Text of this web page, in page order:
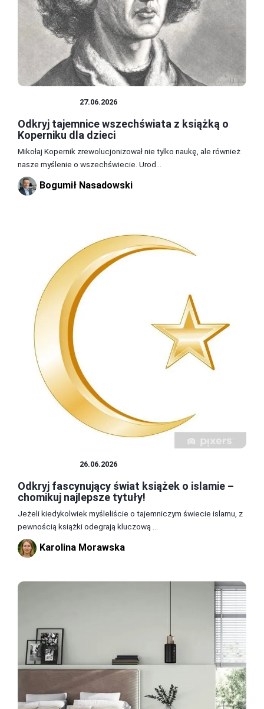
27.06.2026
Odkryj tajemnice wszechświata z książką o
Koperniku dla dzieci
Mikołaj Kopernik zrewolucjonizował nie tylko naukę, ale również
nasze myślenie o wszechświecie. Urod...
Bogumił Nasadowski
26.06.2026
Odkryj fascynujący świat książek o islamie –
chomikuj najlepsze tytuły!
Jeżeli kiedykolwiek myśleliście o tajemniczym świecie islamu, z
pewnością książki odegrają kluczową ...
Karolina Morawska